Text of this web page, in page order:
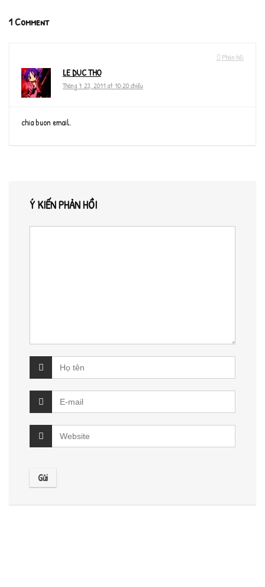
1 Comment
Phản hồi
LE DUC THO
Tháng 7 23, 2011 at 10:20 chiều
chia buon email.
Ý KIẾN PHẢN HỒI